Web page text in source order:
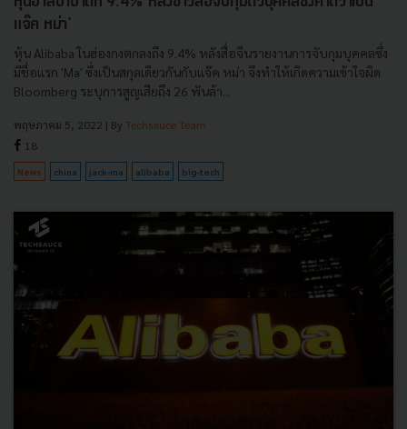
แจ๊ค หม่า'
หุ้น Alibaba ในฮ่องกงตกลงถึง 9.4% หลังสื่อจีนรายงานการจับกุมบุคคลซึ่ง
มีชื่อแรก 'Ma' ซึ่งเป็นสกุลเดียวกันกับแจ๊ค หม่า จึงทำให้เกิดความเข้าใจผิด
Bloomberg ระบุการสูญเสียถึง 26 พันล้า...
พฤษภาคม 5, 2022 | By Techsauce Team
18
News china jack-ma alibaba big-tech